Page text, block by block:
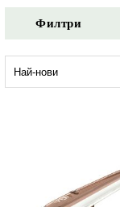
Филтри